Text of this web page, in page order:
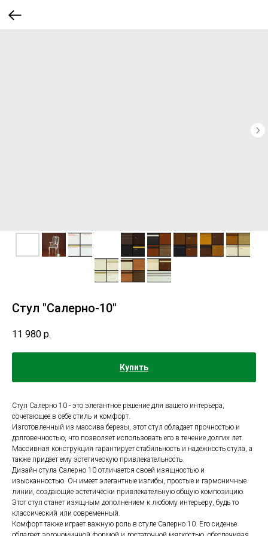
Стул "Салерно-10"
11 980 р.
Купить
Стул Салерно 10 - это элегантное решение для вашего интерьера,
сочетающее в себе стиль и комфорт.
Изготовленный из массива березы, этот стул обладает прочностью и
долговечностью, что позволяет использовать его в течение долгих лет.
Массивная конструкция гарантирует стабильность и надежность стула, а
также придает ему эстетическую привлекательность.
Дизайн стула Салерно 10 отличается своей изящностью и
изысканностью. Он имеет элегантные изгибы, простые и гармоничные
линии, создающие эстетически привлекательную общую композицию.
Этот стул станет изящным дополнением к любому интерьеру, будь то
классический или современный.
Комфорт также играет важную роль в стуле Салерно 10. Его сиденье